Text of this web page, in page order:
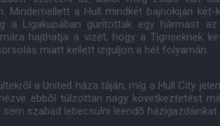
Mindemellett a Hull mindkét bajnokiján két-
a Ligakupában gurítottak egy hármast az
hajthatja a vizet, hogy a Tigriseknek
miatt kellett izguljon a hét folyamán.
a United háza táján, míg a Hull City
ebbõl túlzottan nagy következtetést
szabad lebecsülni leendõ házigazdáinkat.